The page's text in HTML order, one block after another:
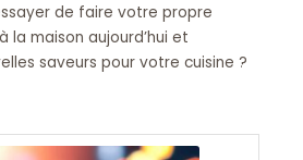
de faire votre propre
la maison aujourd’hui et
saveurs pour votre cuisine ?